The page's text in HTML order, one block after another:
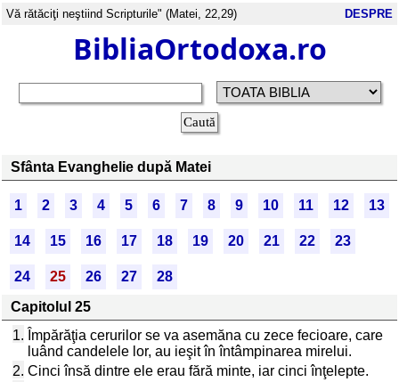
Vă rătăciţi neştiind Scripturile" (Matei, 22,29) DESPRE
BibliaOrtodoxa.ro
Sfânta Evanghelie după Matei
1 2 3 4 5 6 7 8 9 10 11 12 13
14 15 16 17 18 19 20 21 22 23
24 25 26 27
28
Capitolul 25
1. Împărăţia cerurilor se va asemăna cu zece fecioare, care
luând candelele lor, au ieşit în întâmpinarea mirelui.
2. Cinci însă dintre ele erau fără minte, iar cinci înţelepte.